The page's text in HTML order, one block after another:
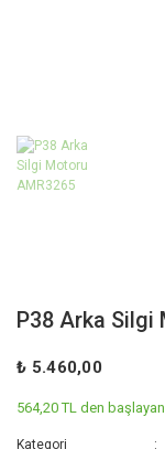
P38 Arka Silgi
₺ 5.460,00
564,20 TL den
Kategori